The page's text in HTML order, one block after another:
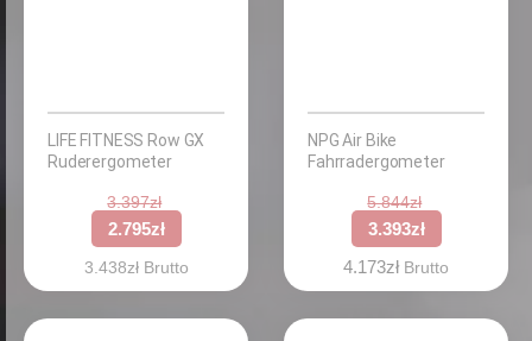
LIFE FITNESS Row GX
Ruderergometer
3.397zł
2.795zł
3.438zł Brutto
NPG Air Bike
Fahrradergometer
5.844zł
3.393zł
4.173zł Brutto